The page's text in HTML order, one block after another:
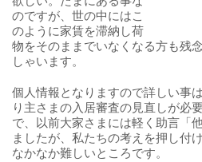
のですが、世の中にはこ
のように家賃を滞納し荷
物をそのままでいなくなる方も残
しゃいます。
個人情報となりますので詳しい事
り主さまの入居審査の見直しが必
で、以前大家さまには軽く助言「
ましたが、私たちの考えを押し付
なかなか難しいところです。